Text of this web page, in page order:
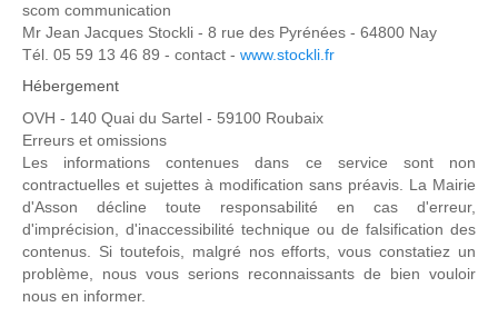
scom communication
Mr Jean Jacques Stockli - 8 rue des Pyrénées - 64800 Nay
Tél. 05 59 13 46 89 - contact - www.stockli.fr
Hébergement
OVH - 140 Quai du Sartel - 59100 Roubaix
Erreurs et omissions
Les informations contenues dans ce service sont non
contractuelles et sujettes à modification sans préavis. La Mairie
d'Asson décline toute responsabilité en cas d'erreur,
d'imprécision, d'inaccessibilité technique ou de falsification des
contenus. Si toutefois, malgré nos efforts, vous constatiez un
problème, nous vous serions reconnaissants de bien vouloir
nous en informer.